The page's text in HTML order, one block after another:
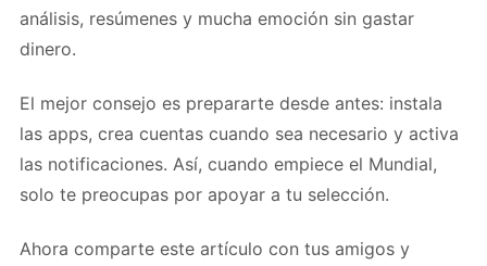
análisis, resúmenes y mucha emoción sin gastar
dinero.
El mejor consejo es prepararte desde antes: instala
las apps, crea cuentas cuando sea necesario y activa
las notificaciones. Así, cuando empiece el Mundial,
solo te preocupas por apoyar a tu selección.
Ahora comparte este artículo con tus amigos y